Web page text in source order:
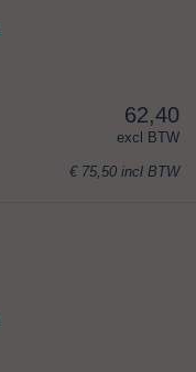
62,40
excl BTW
€ 75,50 incl BTW